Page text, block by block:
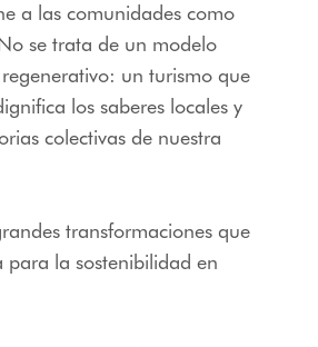
a las comunidades como
se trata de un modelo
un turismo que
los saberes locales y
colectivas de nuestra
transformaciones que
para la sostenibilidad en